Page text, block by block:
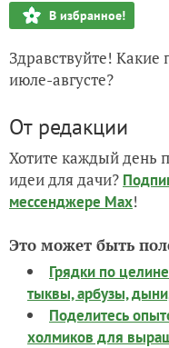
В избранное!
Здравствуйте! Какие
июле-августе?
От редакции
Хотите каждый день
идеи для дачи?
мессенджере Max!
Это может быть
Грядки по
тыквы, арбузы,
Поделитесь
холмиков для